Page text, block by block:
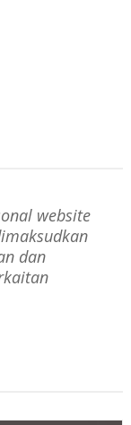
website
dan